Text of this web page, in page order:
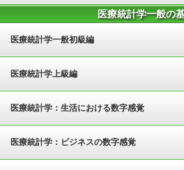
医療統計学一般の
医療統計学一般初級編
医療統計学上級編
医療統計学：生活における数字感覚
医療統計学：ビジネスの数字感覚